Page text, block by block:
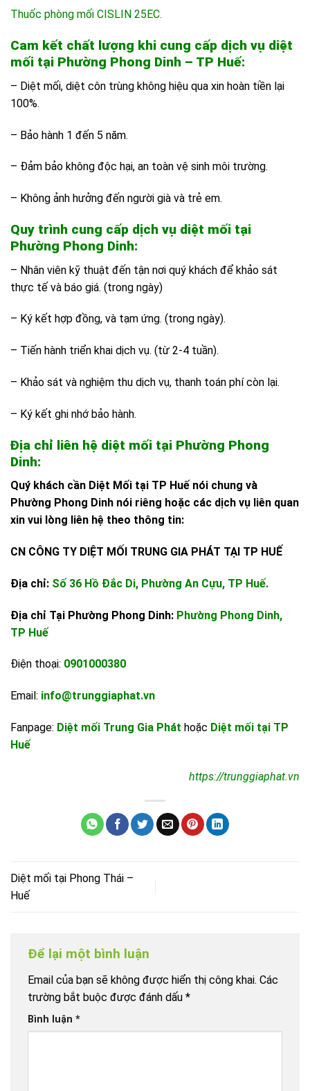
Thuốc phòng mối CISLIN 25EC.
Cam kết chất lượng khi cung cấp dịch vụ diệt
mối tại Phường Phong Dinh – TP Huế:
– Diệt mối, diệt côn trùng không hiệu qua xin hoàn tiền lại
100%.
– Bảo hành 1 đến 5 năm.
– Đảm bảo không độc hại, an toàn vệ sinh môi trường.
– Không ảnh hưởng đến người già và trẻ em.
Quy trình cung cấp dịch vụ diệt mối tại
Phường Phong Dinh:
– Nhân viên kỹ thuật đến tận nơi quý khách để khảo sát
thực tế và báo giá. (trong ngày)
– Ký kết hợp đồng, và tạm ứng. (trong ngày).
– Tiến hành triển khai dịch vụ. (từ 2-4 tuần).
– Khảo sát và nghiệm thu dịch vụ, thanh toán phí còn lại.
– Ký kết ghi nhớ bảo hành.
Địa chỉ liên hệ diệt mối tại Phường Phong
Dinh:
Quý khách cần Diệt Mối tại TP Huế nói chung và
Phường Phong Dinh nói riêng hoặc các dịch vụ liên quan
xin vui lòng liên hệ theo thông tin:
CN CÔNG TY DIỆT MỐI TRUNG GIA PHÁT TẠI TP HUẾ
Địa chỉ: Số 36 Hồ Đắc Di, Phường An Cựu, TP Huế.
Địa chỉ Tại Phường Phong Dinh: Phường Phong Dinh,
TP Huế
Điện thoại: 0901000380
Email: info@trunggiaphat.vn
Fanpage: Diệt mối Trung Gia Phát hoặc Diệt mối tại TP
Huế
https://trunggiaphat.vn
Diệt mối tại Phong Thái –
Huế
Để lại một bình luận
Email của bạn sẽ không được hiển thị công khai. Các
trường bắt buộc được đánh dấu *
Bình luận *